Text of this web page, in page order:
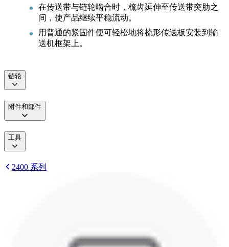
在传送带与链轮啮合时，梳齿延伸至传送带突肋之
间，使产品继续平稳流动。
用普通的紧固件便可轻松地将梳形传送板安装到输
送机框架上。
链轮
附件和部件
工具
2400 系列